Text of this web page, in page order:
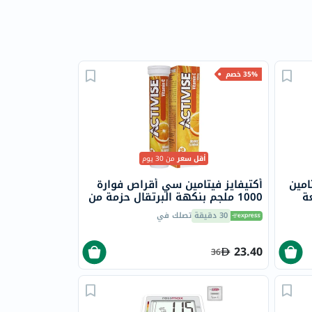
35% خصم
أقل سعرمن 30 يوم
أكتيفايز فيتامين سي أقراص فوارة
1000 ملجم بنكهة البرتقال حزمة من
20 30 دقيقة تصلك في
23.40
36